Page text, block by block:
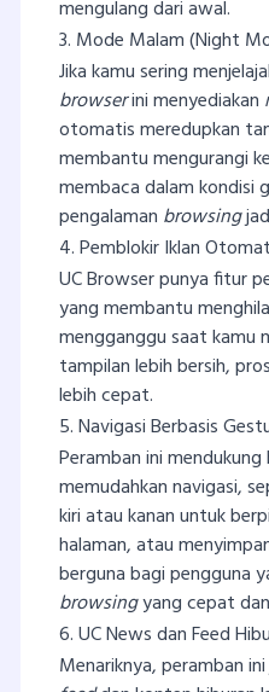
mengulang dari awal.
3. Mode Malam (Night
Jika kamu sering
browserini menyediakan
otomatis meredupkan
membantu mengurangi
membaca dalam kondisi
pengalaman browsing
4. Pemblokir Iklan
UC Browser punya fitur
yang membantu
mengganggu saat kamu
tampilan lebih bersih,
lebih cepat.
5. Navigasi Berbasis
Peramban ini
memudahkan navigasi,
kiri atau kanan untuk
halaman, atau
berguna bagi pengguna
browsingyang cepat
6. UC News dan Feed
Menariknya, peramban